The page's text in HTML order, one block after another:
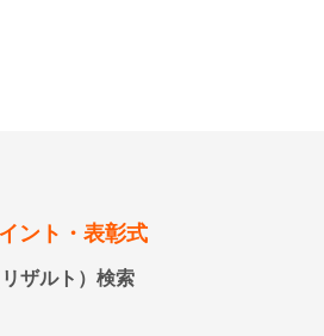
ント・表彰式
ザルト）検索